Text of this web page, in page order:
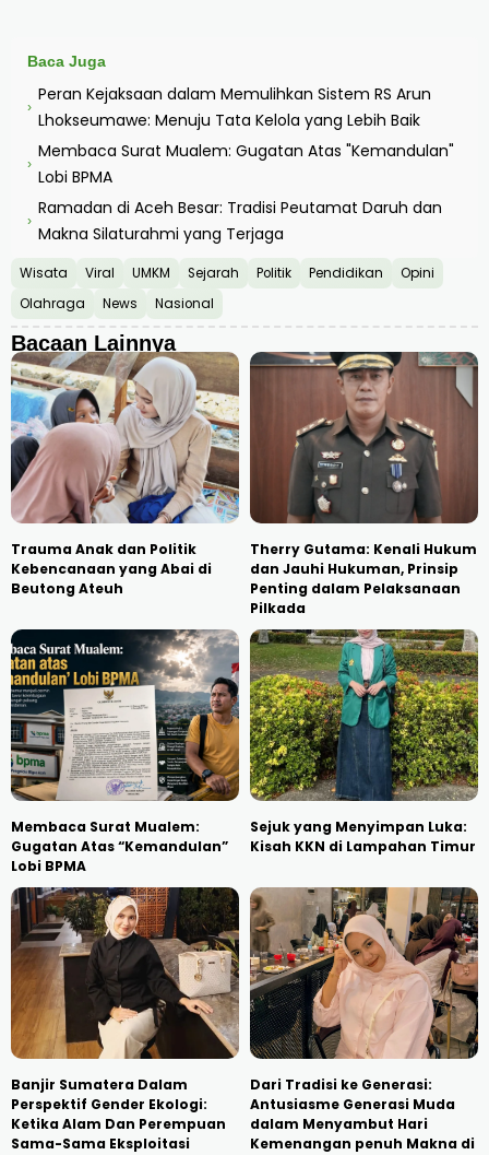
Baca Juga
›
Peran Kejaksaan dalam Memulihkan Sistem RS Arun
Lhokseumawe: Menuju Tata Kelola yang Lebih Baik
›
Membaca Surat Mualem: Gugatan Atas "Kemandulan"
Lobi BPMA
›
Ramadan di Aceh Besar: Tradisi Peutamat Daruh dan
Makna Silaturahmi yang Terjaga
Wisata Viral UMKM Sejarah Politik Pendidikan
Opini
Olahraga
News Nasional
Bacaan Lainnya
Trauma Anak dan Politik
Kebencanaan yang Abai di
Beutong Ateuh
Therry Gutama: Kenali Hukum
dan Jauhi Hukuman, Prinsip
Penting dalam Pelaksanaan
Pilkada
Membaca Surat Mualem:
Gugatan Atas “Kemandulan”
Lobi BPMA
Sejuk yang Menyimpan Luka:
Kisah KKN di Lampahan Timur
Banjir Sumatera Dalam
Perspektif Gender Ekologi:
Ketika Alam Dan Perempuan
Sama-Sama Eksploitasi
Dari Tradisi ke Generasi:
Antusiasme Generasi Muda
dalam Menyambut Hari
Kemenangan penuh Makna di